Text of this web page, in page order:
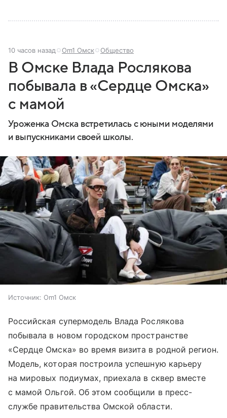
10 часов назад Om1 Омск Общество
В Омске Влада Рослякова
побывала в «Сердце Омска»
с мамой
Уроженка Омска встретилась с юными моделями
и выпускниками своей школы.
Источник: Om1 Омск
Российская супермодель Влада Рослякова
побывала в новом городском пространстве
«Сердце Омска» во время визита в родной регион.
Модель, которая построила успешную карьеру
на мировых подиумах, приехала в сквер вместе
с мамой Ольгой. Об этом сообщили в пресс-
службе правительства Омской области.